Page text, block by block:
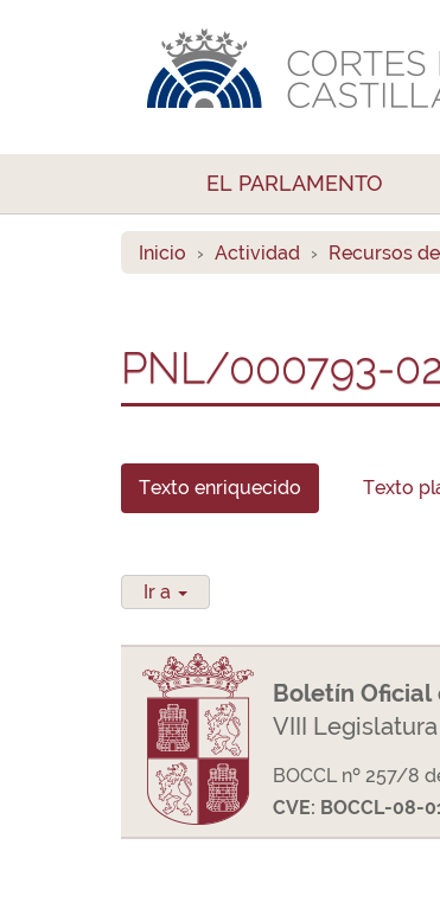
EL PARLAMENTO
Inicio Actividad Recursos
PNL/000793-02
Texto enriquecido Texto
Ir a
Boletín Oficial
VIII Legislatura
BOCCL nº 257/8
CVE: BOCCL-08-